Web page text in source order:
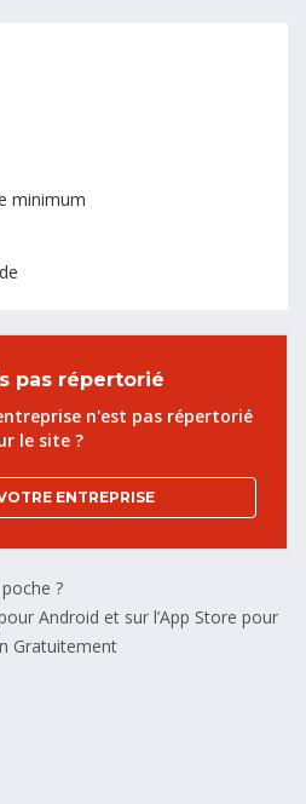
minimum
pas répertorié
n'est pas répertorié
le site ?
ENTREPRISE
?
Android et sur l’App Store pour
Gratuitement